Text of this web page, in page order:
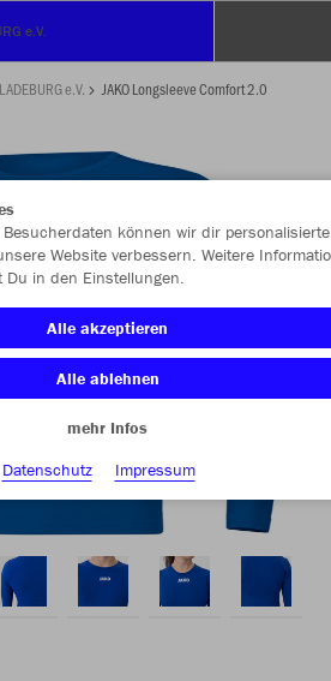
e.V.
e.V. JAKO Longsleeve Comfort 2.0
können wir dir personalisierte
Website verbessern. Weitere
Du in den Einstellungen.
Alle akzeptieren
Alle ablehnen
mehr Infos
Datenschutz
Impressum